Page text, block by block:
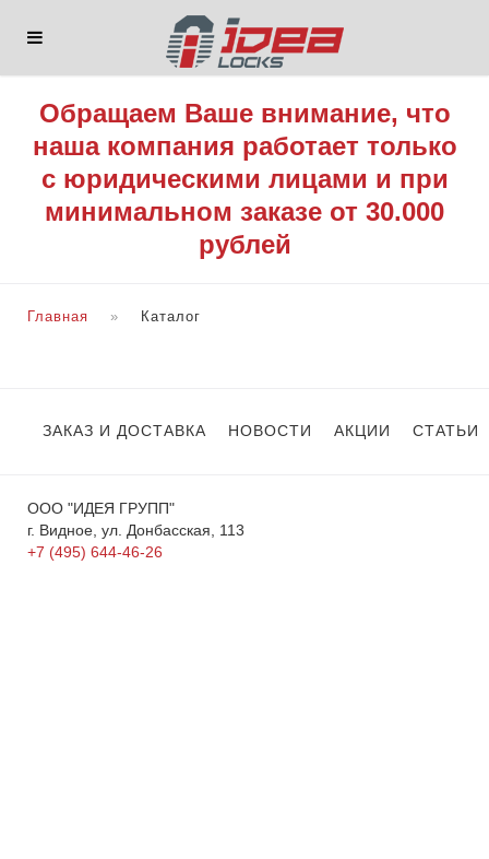
Обращаем Ваше внимание, что
наша компания работает только
с юридическими лицами и при
минимальном заказе от 30.000
рублей
Главная Каталог
ЗАКАЗ И ДОСТАВКА НОВОСТИ АКЦИИ СТАТЬИ
ООО "ИДЕЯ ГРУПП"
г. Видное, ул. Донбасская, 113
+7 (495) 644-46-26